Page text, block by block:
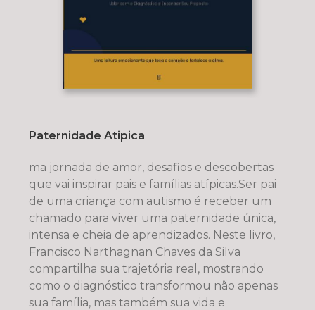
Paternidade Atipica
ma jornada de amor, desafios e descobertas
que vai inspirar pais e famílias atípicas.Ser pai
de uma criança com autismo é receber um
chamado para viver uma paternidade única,
intensa e cheia de aprendizados. Neste livro,
Francisco Narthagnan Chaves da Silva
compartilha sua trajetória real, mostrando
como o diagnóstico transformou não apenas
sua família, mas também sua vida e